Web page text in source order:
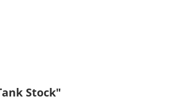
Stock"